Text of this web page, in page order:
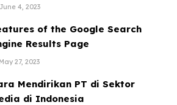
4, 2023
of the Google Search
Results Page
27, 2023
Mendirikan PT di Sektor
di Indonesia